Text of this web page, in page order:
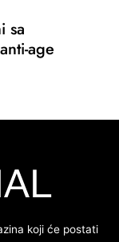
sa
age
koji će postati